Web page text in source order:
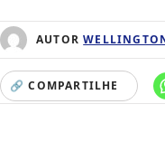
AUTOR
🔗 COMPARTILHE